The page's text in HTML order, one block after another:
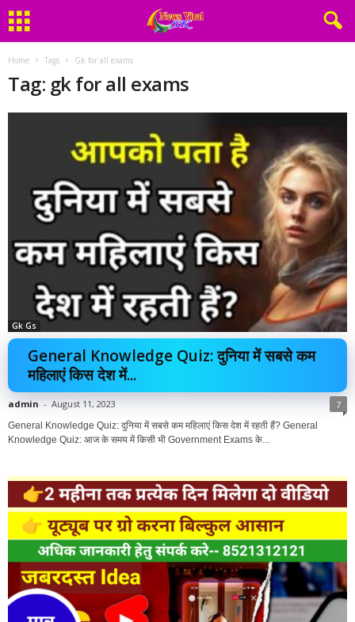
Home Tags Gk for all exams
Tag: gk for all exams
Gk Gs
General Knowledge Quiz: दुनिया में सबसे कम
महिलाएं किस देश में...
admin - August 11, 2023 7
General Knowledge Quiz: दुनिया में सबसे कम महिलाएं किस देश में रहती हैं? General
Knowledge Quiz: आज के समय में किसी भी Government Exams के...